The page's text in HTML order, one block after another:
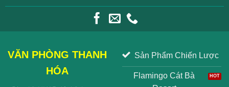
VĂN PHÒNG THANH
HÓA
Sản Phẩm Chiến Lược
Flamingo Cát Bà